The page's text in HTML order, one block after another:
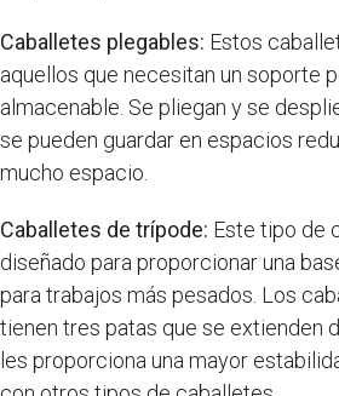
Caballetes plegables: Estos
aquellos que necesitan un soporte
almacenable. Se pliegan y se
se pueden guardar en espacios
mucho espacio.
Caballetes de trípode: Este tipo de
diseñado para proporcionar una
para trabajos más pesados. Los
tienen tres patas que se extienden
les proporciona una mayor